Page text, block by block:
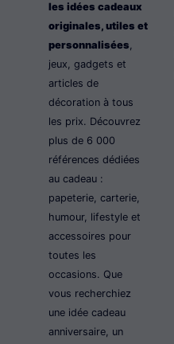
les idées cadeaux
originales, utiles et
personnalisées,
jeux, gadgets et
articles de
décoration à tous
les prix. Découvrez
plus de 6 000
références dédiées
au cadeau :
papeterie, carterie,
humour, lifestyle et
accessoires pour
toutes les
occasions. Que
vous recherchiez
une idée cadeau
anniversaire, un